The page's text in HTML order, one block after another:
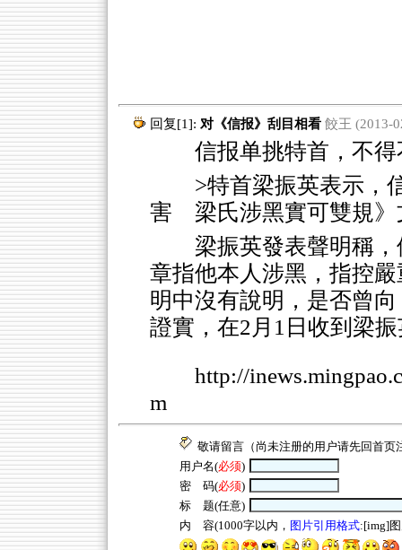
回复[1]: 对《信报》刮目相看 餃王 (2013-
信报单挑特首，不得
>特首梁振英表示，
害 梁氏涉黑實可雙規》
梁振英發表聲明稱
章指他本人涉黑，指控
明中沒有說明，是否曾
證實，在2月1日收到梁
http://
m
敬请留言（尚未注册的用户请先回首页
用户名(必须)
密 码(必须)
标 题(任意)
内 容(1000字以内， 图片引用格式:[img]